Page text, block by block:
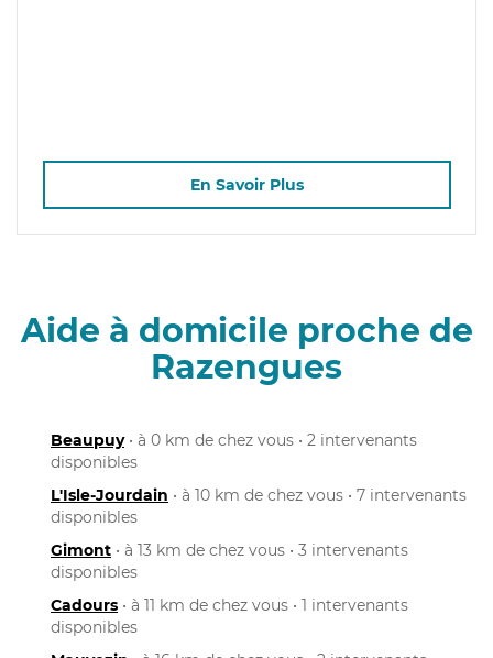
En Savoir Plus
Aide à domicile proche de
Razengues
Beaupuy• à 0 km de chez vous • 2 intervenants
disponibles
L'Isle-Jourdain • à 10 km de chez vous • 7 intervenants
disponibles
Gimont • à 13 km de chez vous • 3 intervenants
disponibles
Cadours • à 11 km de chez vous • 1 intervenants
disponibles